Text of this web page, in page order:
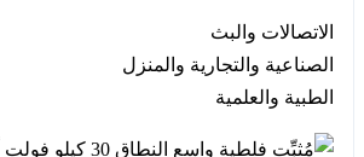
الاتصالات والبث
الصناعية والتجارية والمنزل
الطبية والعلمية